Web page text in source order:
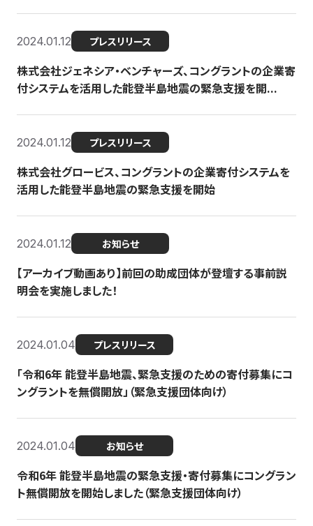
2024.01.12 プレスリリース
株式会社ジェネシア・ベンチャーズ、コングラントの企業寄
付システムを活用した能登半島地震の緊急支援を開...
2024.01.12 プレスリリース
株式会社グロービス、コングラントの企業寄付システムを
活用した能登半島地震の緊急支援を開始
2024.01.12 お知らせ
【アーカイブ動画あり】前回の助成団体が登壇する事前説
明会を実施しました！
2024.01.04 プレスリリース
「令和6年 能登半島地震、緊急支援のための寄付募集にコ
ングラントを無償開放」（緊急支援団体向け）
2024.01.04 お知らせ
令和6年 能登半島地震の緊急支援・寄付募集にコングラン
ト無償開放を開始しました（緊急支援団体向け）